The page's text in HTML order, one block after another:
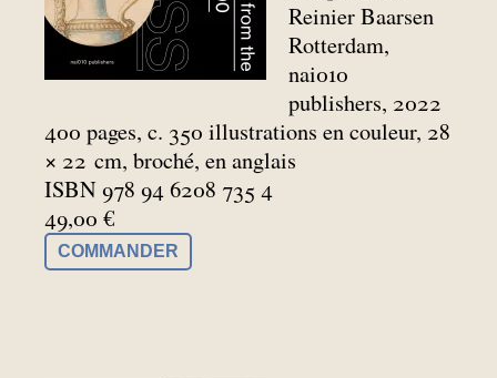
Reinier Baarsen
Rotterdam,
nai010
publishers, 2022
400 pages, c. 350 illustrations en couleur, 28
× 22 cm, broché, en anglais
ISBN 978 94 6208 735 4
49,00 €
COMMANDER